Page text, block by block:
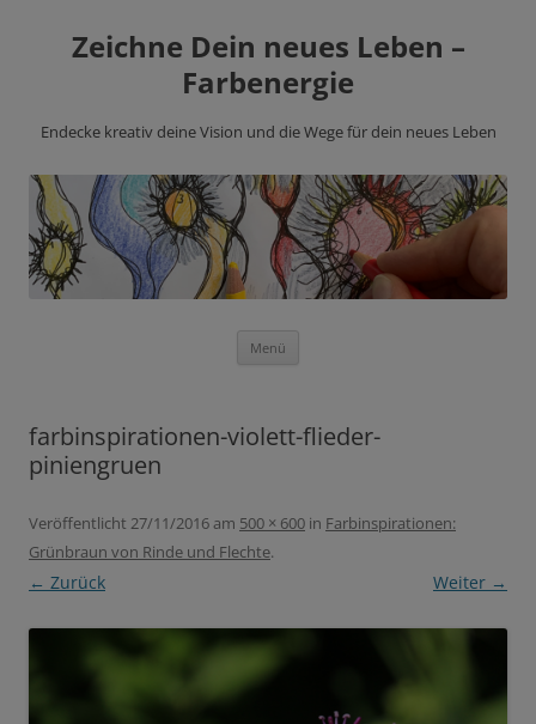
Zeichne Dein neues Leben –
Farbenergie
Endecke kreativ deine Vision und die Wege für dein neues Leben
Menü
farbinspirationen-violett-flieder-
piniengruen
Veröffentlicht 27/11/2016am 500 × 600 in Farbinspirationen:
Grünbraun von Rinde und Flechte.
← Zurück Weiter →